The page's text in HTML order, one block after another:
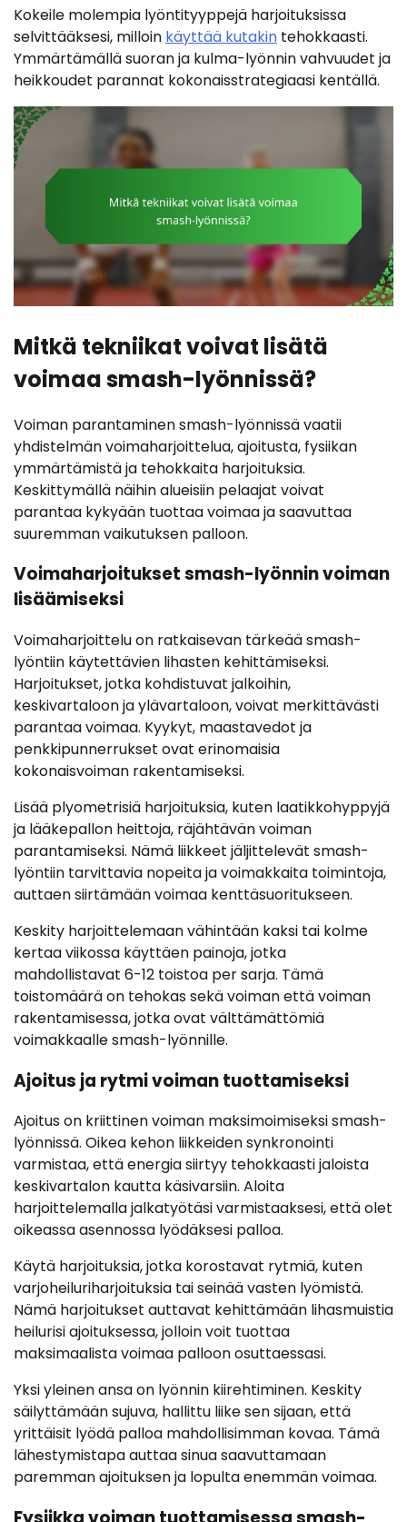
Kokeile molempia lyöntityyppejä harjoituksissa
selvittääksesi, milloin käyttää kutakin tehokkaasti.
Ymmärtämällä suoran ja kulma-lyönnin vahvuudet ja
heikkoudet parannat kokonaisstrategiaasi kentällä.
Mitkä tekniikat voivat lisätä
voimaa smash-lyönnissä?
Voiman parantaminen smash-lyönnissä vaatii
yhdistelmän voimaharjoittelua, ajoitusta, fysiikan
ymmärtämistä ja tehokkaita harjoituksia.
Keskittymällä näihin alueisiin pelaajat voivat
parantaa kykyään tuottaa voimaa ja saavuttaa
suuremman vaikutuksen palloon.
Voimaharjoitukset smash-lyönnin voiman
lisäämiseksi
Voimaharjoittelu on ratkaisevan tärkeää smash-
lyöntiin käytettävien lihasten kehittämiseksi.
Harjoitukset, jotka kohdistuvat jalkoihin,
keskivartaloon ja ylävartaloon, voivat merkittävästi
parantaa voimaa. Kyykyt, maastavedot ja
penkkipunnerrukset ovat erinomaisia
kokonaisvoiman rakentamiseksi.
Lisää plyometrisiä harjoituksia, kuten laatikkohyppyjä
ja lääkepallon heittoja, räjähtävän voiman
parantamiseksi. Nämä liikkeet jäljittelevät smash-
lyöntiin tarvittavia nopeita ja voimakkaita toimintoja,
auttaen siirtämään voimaa kenttäsuoritukseen.
Keskity harjoittelemaan vähintään kaksi tai kolme
kertaa viikossa käyttäen painoja, jotka
mahdollistavat 6-12 toistoa per sarja. Tämä
toistomäärä on tehokas sekä voiman että voiman
rakentamisessa, jotka ovat välttämättömiä
voimakkaalle smash-lyönnille.
Ajoitus ja rytmi voiman tuottamiseksi
Ajoitus on kriittinen voiman maksimoimiseksi smash-
lyönnissä. Oikea kehon liikkeiden synkronointi
varmistaa, että energia siirtyy tehokkaasti jaloista
keskivartalon kautta käsivarsiin. Aloita
harjoittelemalla jalkatyötäsi varmistaaksesi, että olet
oikeassa asennossa lyödäksesi palloa.
Käytä harjoituksia, jotka korostavat rytmiä, kuten
varjoheiluriharjoituksia tai seinää vasten lyömistä.
Nämä harjoitukset auttavat kehittämään lihasmuistia
heilurisi ajoituksessa, jolloin voit tuottaa
maksimaalista voimaa palloon osuttaessasi.
Yksi yleinen ansa on lyönnin kiirehtiminen. Keskity
säilyttämään sujuva, hallittu liike sen sijaan, että
yrittäisit lyödä palloa mahdollisimman kovaa. Tämä
lähestymistapa auttaa sinua saavuttamaan
paremman ajoituksen ja lopulta enemmän voimaa.